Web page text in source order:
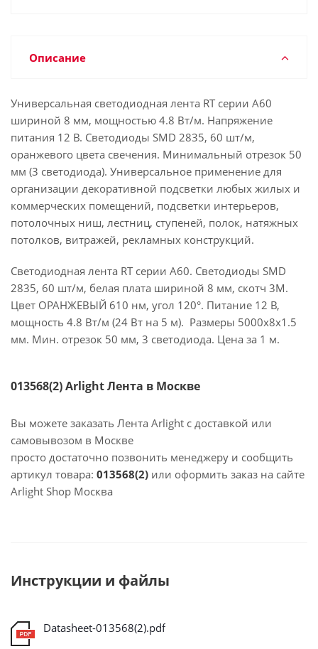
Описание
Универсальная светодиодная лента RT серии A60
шириной 8 мм, мощностью 4.8 Вт/м. Напряжение
питания 12 В. Светодиоды SMD 2835, 60 шт/м,
оранжевого цвета свечения. Минимальный отрезок 50
мм (3 светодиода). Универсальное применение для
организации декоративной подсветки любых жилых и
коммерческих помещений, подсветки интерьеров,
потолочных ниш, лестниц, ступеней, полок, натяжных
потолков, витражей, рекламных конструкций.
Светодиодная лента RT серии A60. Светодиоды SMD
2835, 60 шт/м, белая плата шириной 8 мм, скотч 3M.
Цвет ОРАНЖЕВЫЙ 610 нм, угол 120°. Питание 12 В,
мощность 4.8 Вт/м (24 Вт на 5 м). Размеры 5000x8x1.5
мм. Мин. отрезок 50 мм, 3 светодиода. Цена за 1 м.
013568(2) Arlight Лента в Москве
Вы можете заказать Лента Arlight с доставкой или
самовывозом в Москве
просто достаточно позвонить менеджеру и сообщить
артикул товара: 013568(2) или оформить заказ на сайте
Arlight Shop Москва
Инструкции и файлы
Datasheet-013568(2).pdf